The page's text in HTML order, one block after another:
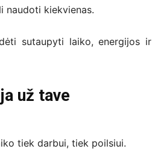
naudoti kiekvienas.
sutaupyti laiko, energijos ir
už tave
tiek darbui, tiek poilsiui.